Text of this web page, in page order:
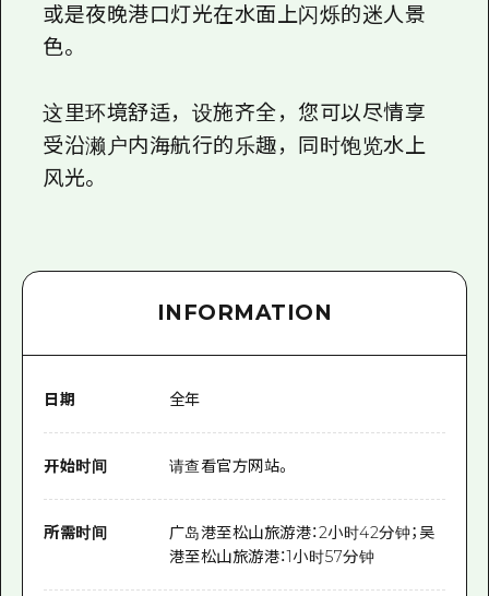
或是夜晚港口灯光在水面上闪烁的迷人景
色。
这里环境舒适，设施齐全，您可以尽情享
受沿濑户内海航行的乐趣，同时饱览水上
风光。
INFORMATION
日期 全年
开始时间 请查看官方网站。
所需时间
广岛港至松山旅游港：2小时42分钟；吴
港至松山旅游港：1小时57分钟